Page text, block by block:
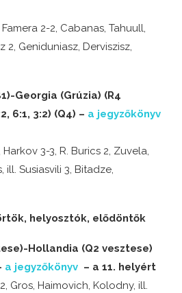
2-2, Cabanas, Tahuull,
2, Geniduniasz, Derviszisz,
Georgia (Grúzia) (R4
6:1, 3:2) (Q4) – a jegyzőkönyv
Harkov 3-3, R. Burics 2, Zuvela,
ill. Susiasvili 3, Bitadze,
helyosztók, elődöntők
Hollandia (Q2 vesztese)
a jegyzőkönyv – a 11. helyért
Gros, Haimovich, Kolodny, ill.